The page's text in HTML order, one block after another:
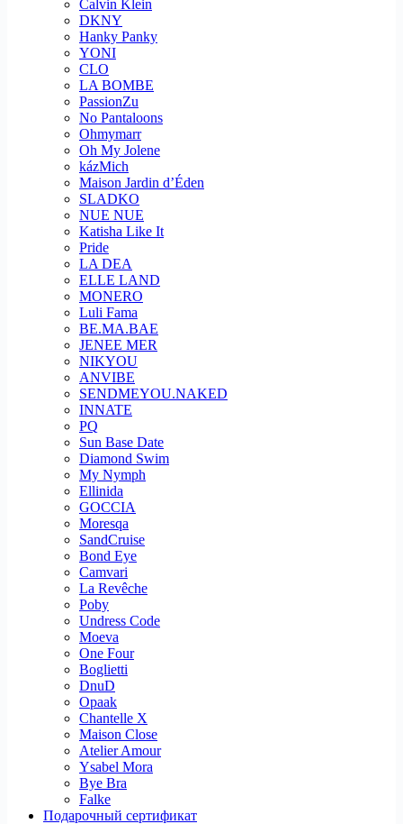
Calvin Klein
DKNY
Hanky Panky
YONI
CLO
LA BOMBE
PassionZu
No Pantaloons
Ohmymarr
Oh My Jolene
kázMich
Maison Jardin d’Éden
SLADKO
NUE NUE
Katisha Like It
Pride
LA DEA
ELLE LAND
MONERO
Luli Fama
BE.MA.BAE
JENEE MER
NIKYOU
ANVIBE
SENDMEYOU.NAKED
INNATE
PQ
Sun Base Date
Diamond Swim
My Nymph
Ellinida
GOCCIA
Moresqa
SandCruise
Bond Eye
Camvari
La Revêche
Poby
Undress Code
Moeva
One Four
Boglietti
DnuD
Opaak
Chantelle X
Maison Close
Atelier Amour
Ysabel Mora
Bye Bra
Falke
Подарочный сертификат